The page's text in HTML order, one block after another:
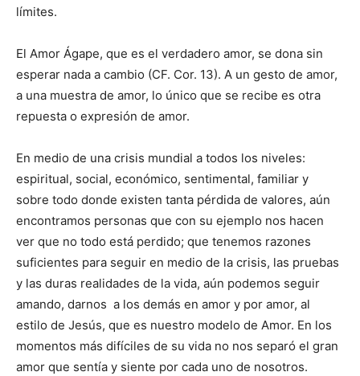
límites.
El Amor Ágape, que es el verdadero amor, se dona sin
esperar nada a cambio (CF. Cor. 13). A un gesto de amor,
a una muestra de amor, lo único que se recibe es otra
repuesta o expresión de amor.
En medio de una crisis mundial a todos los niveles:
espiritual, social, económico, sentimental, familiar y
sobre todo donde existen tanta pérdida de valores, aún
en­contramos personas que con su ejemplo nos hacen
ver que no todo está perdido; que tenemos razones
suficientes para seguir en medio de la crisis, las pruebas
y las duras realidades de la vida, aún podemos seguir
amando, darnos a los demás en amor y por amor, al
estilo de Jesús, que es nuestro modelo de Amor. En los
momentos más difíciles de su vida no nos separó el gran
amor que sentía y siente por cada uno de nosotros.